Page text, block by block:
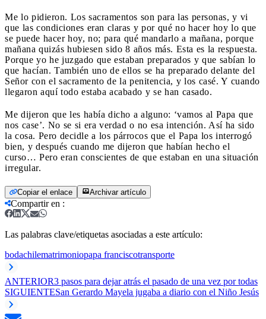
Me lo pidieron. Los sacramentos son para las personas, y vi
que las condiciones eran claras y por qué no hacer hoy lo que
se puede hacer hoy, no; para qué mandarlo a mañana, porque
mañana quizás hubiesen sido 8 años más. Esta es la respuesta.
Porque yo he juzgado que estaban preparados y que sabían lo
que hacían. También uno de ellos se ha preparado delante del
Señor con el sacramento de la penitencia, y los casé. Y cuando
llegaron aquí todo estaba acabado y se han casado.
Me dijeron que les había dicho a alguno: ‘vamos al Papa que
nos case’. No se si era verdad o no esa intención. Así ha sido
la cosa. Pero decidle a los párrocos que el Papa los interrogó
bien, y después cuando me dijeron que habían hecho el
curso… Pero eran conscientes de que estaban en una situación
irregular.
Copiar el enlace Archivar artículo
Compartir en :
Las palabras clave/etiquetas asociadas a este artículo:
bodachilematrimoniopapa franciscotransporte
ANTERIOR3 pasos para dejar atrás el pasado de una vez por todas
SIGUIENTESan Gerardo Mayela jugaba a diario con el Niño Jesús